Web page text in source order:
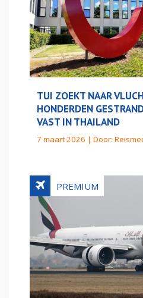
TUI ZOEKT NAAR
HONDERDEN
VAST IN THAILAND
7 maart 2026 | Door: